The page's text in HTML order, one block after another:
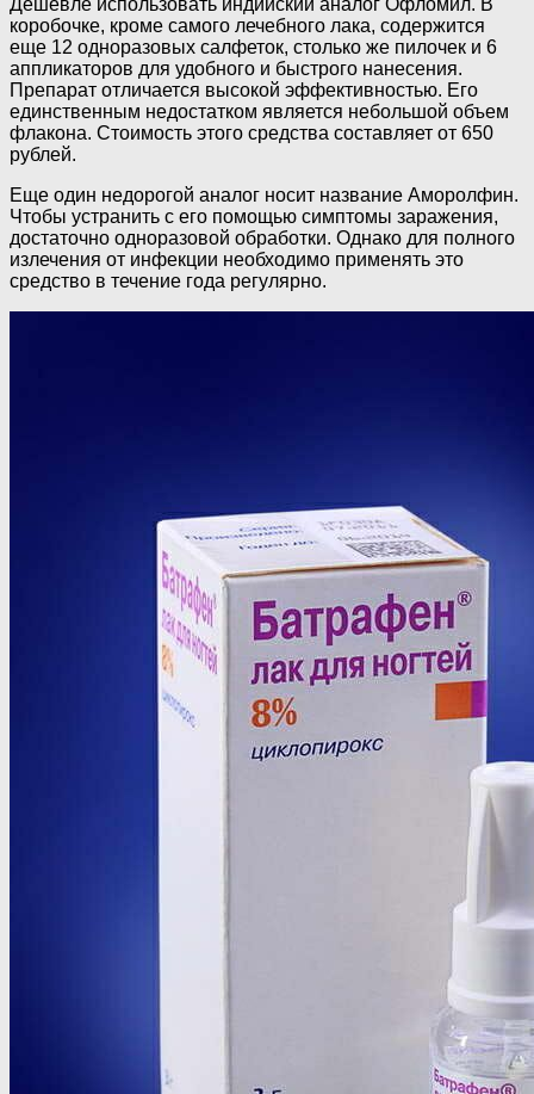
коробочке, кроме самого лечебного лака, содержится
еще 12 одноразовых салфеток, столько же пилочек и 6
аппликаторов для удобного и быстрого нанесения.
Препарат отличается высокой эффективностью. Его
единственным недостатком является небольшой объем
флакона. Стоимость этого средства составляет от 650
рублей.
Еще один недорогой аналог носит название Аморолфин.
Чтобы устранить с его помощью симптомы заражения,
достаточно одноразовой обработки. Однако для полного
излечения от инфекции необходимо применять это
средство в течение года регулярно.